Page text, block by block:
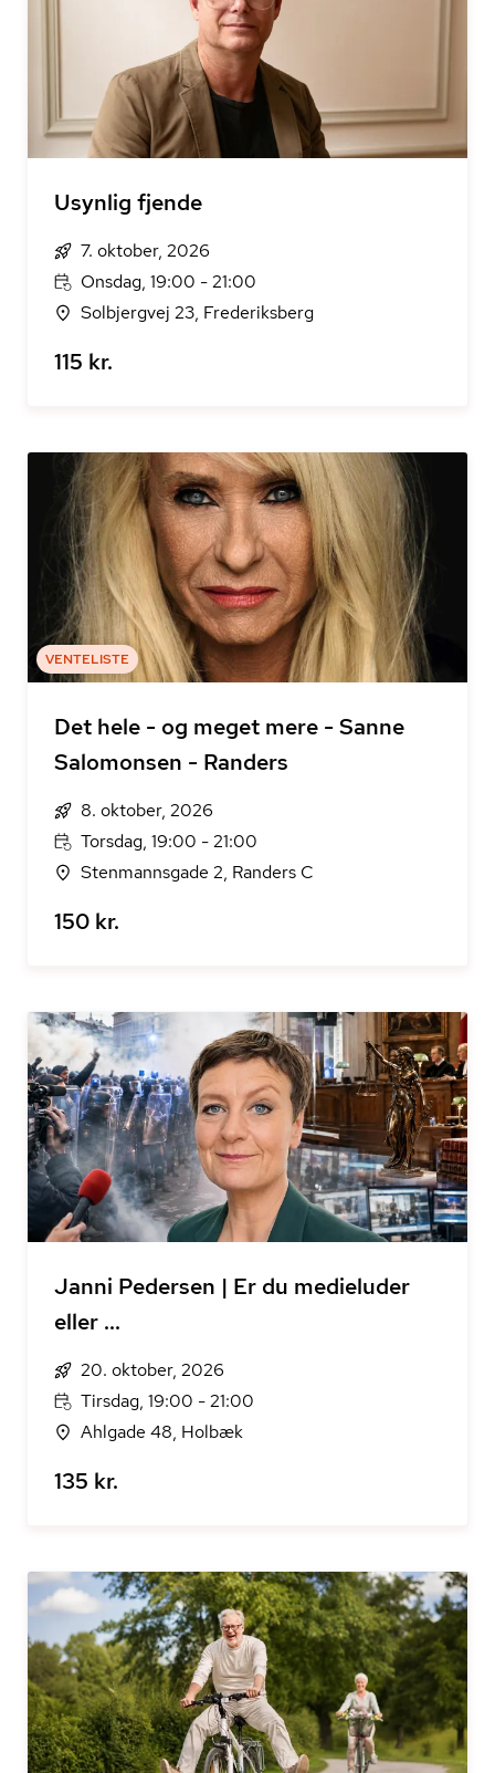
Usynlig fjende
7. oktober, 2026
Onsdag, 19:00 - 21:00
Solbjergvej 23, Frederiksberg
115 kr.
VENTELISTE
Det hele - og meget mere - Sanne
Salomonsen - Randers
8. oktober, 2026
Torsdag, 19:00 - 21:00
Stenmannsgade 2, Randers C
150 kr.
Janni Pedersen | Er du medieluder
eller ...
20. oktober, 2026
Tirsdag, 19:00 - 21:00
Ahlgade 48, Holbæk
135 kr.